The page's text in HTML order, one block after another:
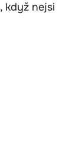
když nejsi